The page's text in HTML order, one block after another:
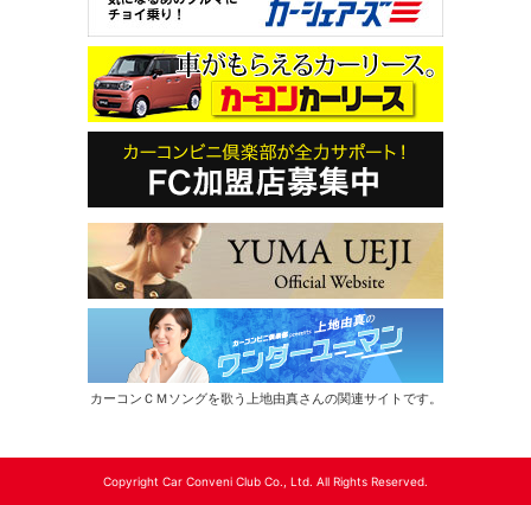
カーコンＣＭソングを歌う上地由真さんの関連サイトです。
Copyright Car Conveni Club Co., Ltd. All Rights Reserved.